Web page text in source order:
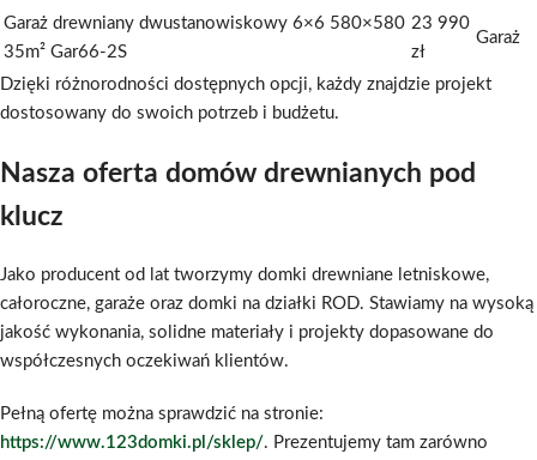
Garaż drewniany dwustanowiskowy 6×6 580×580
35m² Gar66-2S
23 990
zł
Garaż
Dzięki różnorodności dostępnych opcji, każdy znajdzie projekt
dostosowany do swoich potrzeb i budżetu.
Nasza oferta domów drewnianych pod
klucz
Jako producent od lat tworzymy domki drewniane letniskowe,
całoroczne, garaże oraz domki na działki ROD. Stawiamy na wysoką
jakość wykonania, solidne materiały i projekty dopasowane do
współczesnych oczekiwań klientów.
Pełną ofertę można sprawdzić na stronie:
https://www.123domki.pl/sklep/. Prezentujemy tam zarówno